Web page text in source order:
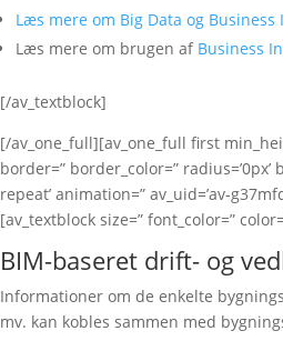
Læs mere om Big Data og Business
Læs mere om brugen af Business
[/av_textblock]
[/av_one_full][av_one_full first
border=” border_color=”
repeat’ animation=” av_uid=’av-
[av_textblock size=” font_color=”
BIM-baseret drift- og
Informationer om de enkelte
mv. kan kobles sammen med